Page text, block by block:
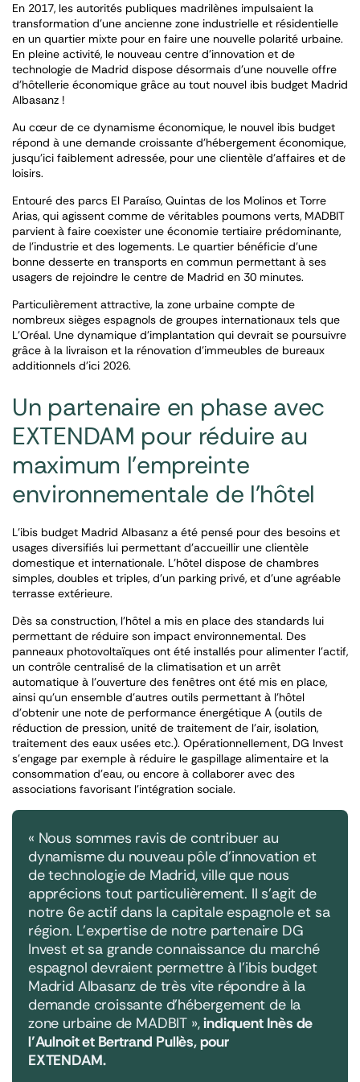
En 2017, les autorités publiques madrilènes impulsaient la
transformation d’une ancienne zone industrielle et résidentielle
en un quartier mixte pour en faire une nouvelle polarité urbaine.
En pleine activité, le nouveau centre d’innovation et de
technologie de Madrid dispose désormais d’une nouvelle offre
d’hôtellerie économique grâce au tout nouvel ibis budget Madrid
Albasanz !
Au cœur de ce dynamisme économique, le nouvel ibis budget
répond à une demande croissante d’hébergement économique,
jusqu’ici faiblement adressée, pour une clientèle d’affaires et de
loisirs.
Entouré des parcs El Paraíso, Quintas de los Molinos et Torre
Arias, qui agissent comme de véritables poumons verts, MADBIT
parvient à faire coexister une économie tertiaire prédominante,
de l’industrie et des logements. Le quartier bénéficie d’une
bonne desserte en transports en commun permettant à ses
usagers de rejoindre le centre de Madrid en 30 minutes.
Particulièrement attractive, la zone urbaine compte de
nombreux sièges espagnols de groupes internationaux tels que
L’Oréal. Une dynamique d’implantation qui devrait se poursuivre
grâce à la livraison et la rénovation d’immeubles de bureaux
additionnels d’ici 2026.
Un partenaire en phase avec
EXTENDAM pour réduire au
maximum l’empreinte
environnementale de l’hôtel
L’ibis budget Madrid Albasanz a été pensé pour des besoins et
usages diversifiés lui permettant d’accueillir une clientèle
domestique et internationale. L’hôtel dispose de chambres
simples, doubles et triples, d’un parking privé, et d’une agréable
terrasse extérieure.
Dès sa construction, l’hôtel a mis en place des standards lui
permettant de réduire son impact environnemental. Des
panneaux photovoltaïques ont été installés pour alimenter l’actif,
un contrôle centralisé de la climatisation et un arrêt
automatique à l’ouverture des fenêtres ont été mis en place,
ainsi qu’un ensemble d’autres outils permettant à l’hôtel
d’obtenir une note de performance énergétique A (outils de
réduction de pression, unité de traitement de l’air, isolation,
traitement des eaux usées etc.). Opérationnellement, DG Invest
s’engage par exemple à réduire le gaspillage alimentaire et la
consommation d’eau, ou encore à collaborer avec des
associations favorisant l’intégration sociale.
« Nous sommes ravis de contribuer au
dynamisme du nouveau pôle d’innovation et
de technologie de Madrid, ville que nous
apprécions tout particulièrement. Il s’agit de
notre 6e actif dans la capitale espagnole et sa
région. L’expertise de notre partenaire DG
Invest et sa grande connaissance du marché
espagnol devraient permettre à l’ibis budget
Madrid Albasanz de très vite répondre à la
demande croissante d’hébergement de la
zone urbaine de MADBIT »,indiquent Inès de
l’Aulnoit et Bertrand Pullès, pour
EXTENDAM.